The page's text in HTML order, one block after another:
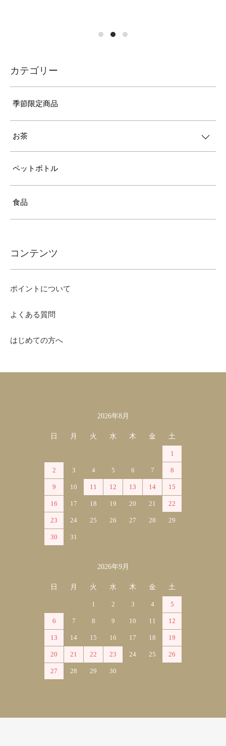
カテゴリー
季節限定商品
お茶
ペットボトル
食品
コンテンツ
ポイントについて
よくある質問
はじめての方へ
2026年8月
日 月 火 水 木 金 土
1
2 3 4 5 6 7 8
9 10 11 12 13 14 15
16 17 18 19 20 21 22
23 24 25 26 27 28 29
30 31
2026年9月
日 月 火 水 木 金 土
1 2 3 4 5
6 7 8 9 10 11 12
13 14 15 16 17 18 19
20 21 22 23 24 25 26
27 28 29 30